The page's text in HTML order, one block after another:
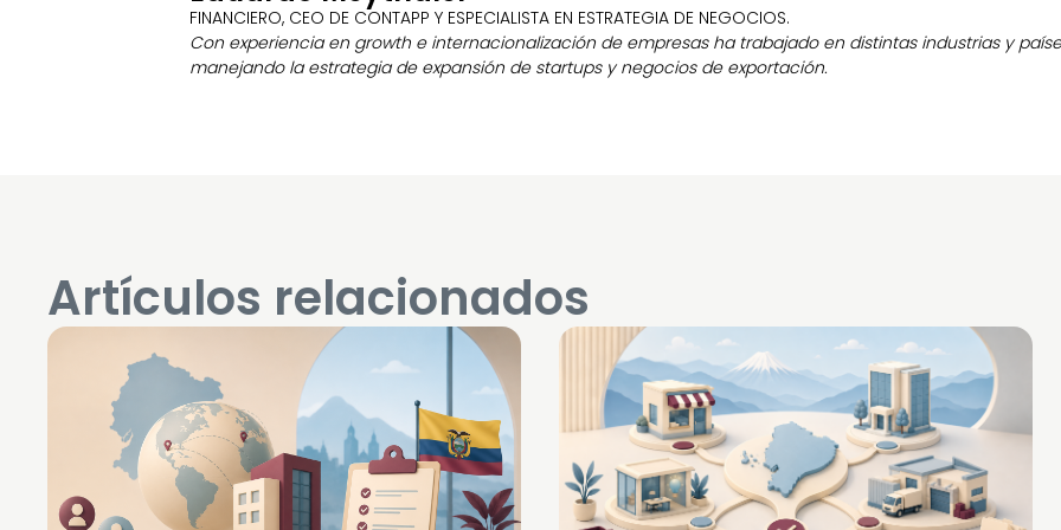
FINANCIERO, CEO DE CONTAPP Y ESPECIALISTA EN ESTRATEGIA DE NEGOCIOS.
Con experiencia en growth e internacionalización de empresas ha trabajado en distintas industrias y
manejando la estrategia de expansión de startups y negocios de exportación.
Artículos relacionados